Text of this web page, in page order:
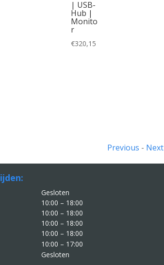
| USB-
Hub |
Monito
r
€320,15
Previous - Next
Gesloten
10:00 – 18:00
10:00 – 18:00
10:00 – 18:00
10:00 – 18:00
10:00 – 17:00
Gesloten